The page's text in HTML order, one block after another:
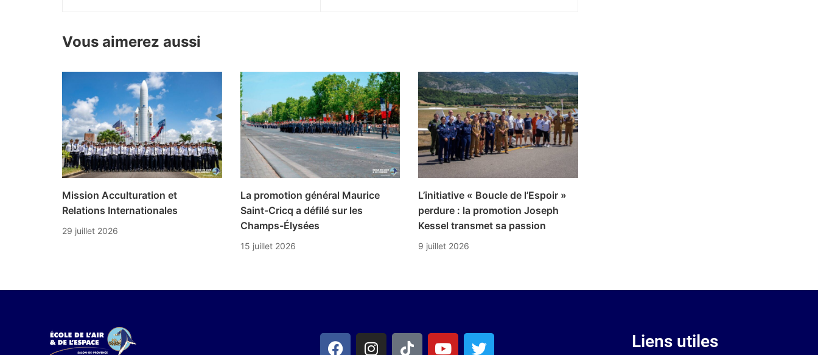
Vous aimerez aussi
Mission Acculturation et
Relations Internationales
29 juillet 2026
La promotion général Maurice
Saint-Cricq a défilé sur les
Champs-Élysées
15 juillet 2026
L’initiative « Boucle de l’Espoir »
perdure : la promotion Joseph
Kessel transmet sa passion
9 juillet 2026
Liens utiles